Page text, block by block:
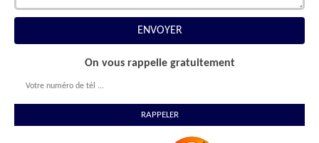
On vous rappelle gratuitement